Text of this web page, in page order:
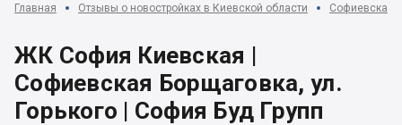
Главная Отзывы о новостройках в Киевской области Софиевская,
ЖК София Киевская |
Софиевская Борщаговка, ул.
Горького | София Буд Групп